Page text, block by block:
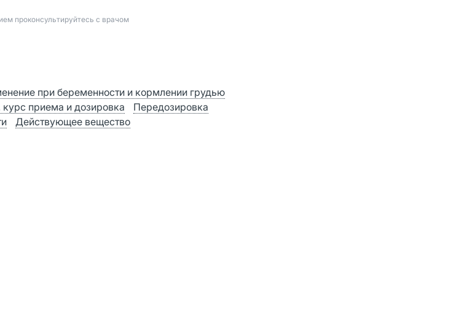
проконсультируйтесь с врачом
при беременности и кормлении грудью
приема и дозировка
Передозировка
Действующее вещество